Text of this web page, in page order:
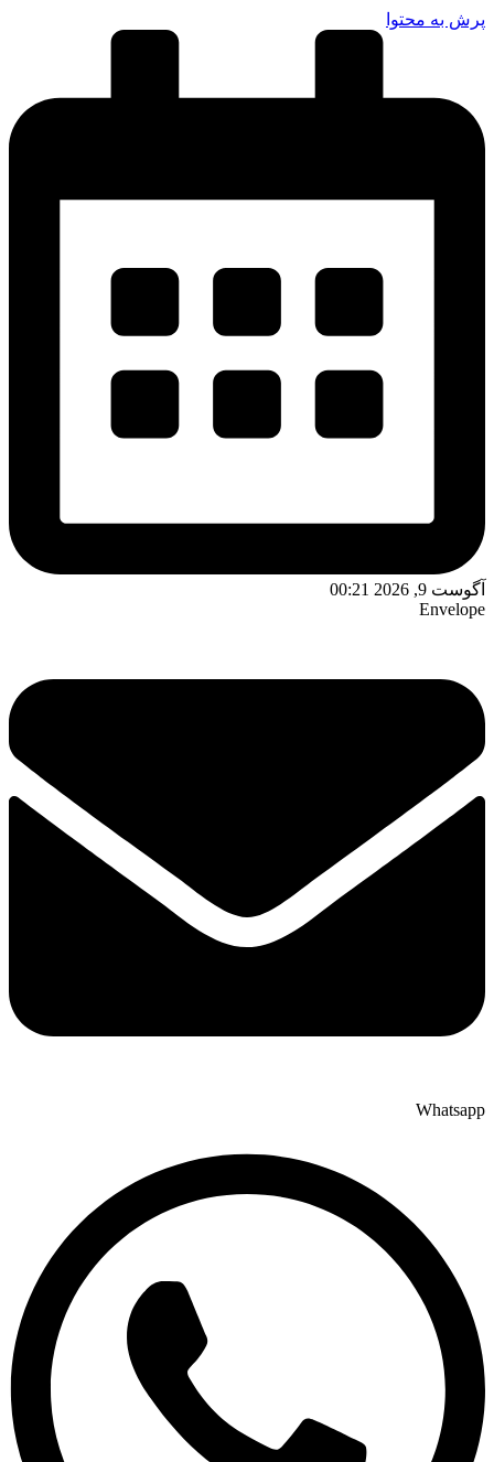
پرش به محتوا
آگوست 9, 2026 00:21
Envelope
Whatsapp